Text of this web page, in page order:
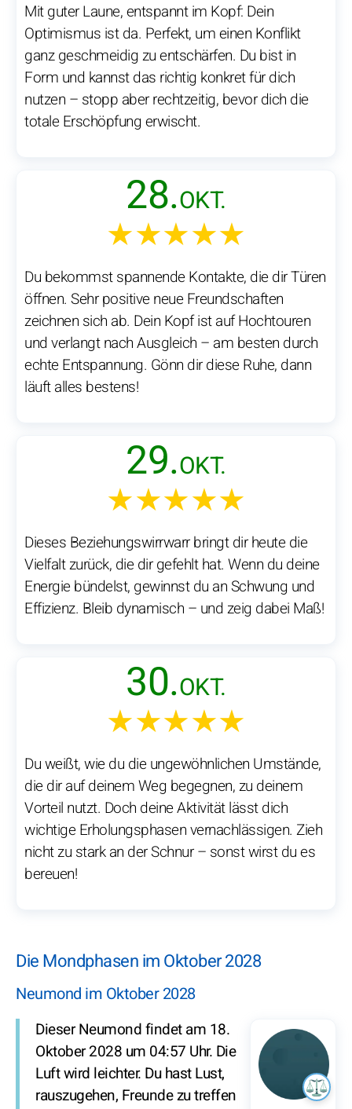
Mit guter Laune, entspannt im Kopf: Dein
Optimismus ist da. Perfekt, um einen Konflikt
ganz geschmeidig zu entschärfen. Du bist in
Form und kannst das richtig konkret für dich
nutzen – stopp aber rechtzeitig, bevor dich die
totale Erschöpfung erwischt.
28.OKT.
★★★★★
Du bekommst spannende Kontakte, die dir Türen
öffnen. Sehr positive neue Freundschaften
zeichnen sich ab. Dein Kopf ist auf Hochtouren
und verlangt nach Ausgleich – am besten durch
echte Entspannung. Gönn dir diese Ruhe, dann
läuft alles bestens!
29.OKT.
★★★★★
Dieses Beziehungswirrwarr bringt dir heute die
Vielfalt zurück, die dir gefehlt hat. Wenn du deine
Energie bündelst, gewinnst du an Schwung und
Effizienz. Bleib dynamisch – und zeig dabei Maß!
30.OKT.
★★★★★
Du weißt, wie du die ungewöhnlichen Umstände,
die dir auf deinem Weg begegnen, zu deinem
Vorteil nutzt. Doch deine Aktivität lässt dich
wichtige Erholungsphasen vernachlässigen. Zieh
nicht zu stark an der Schnur – sonst wirst du es
bereuen!
Die Mondphasen im Oktober 2028
Neumond im Oktober 2028
Dieser Neumond findet am 18.
Oktober 2028 um 04:57 Uhr. Die
Luft wird leichter. Du hast Lust,
rauszugehen, Freunde zu treffen